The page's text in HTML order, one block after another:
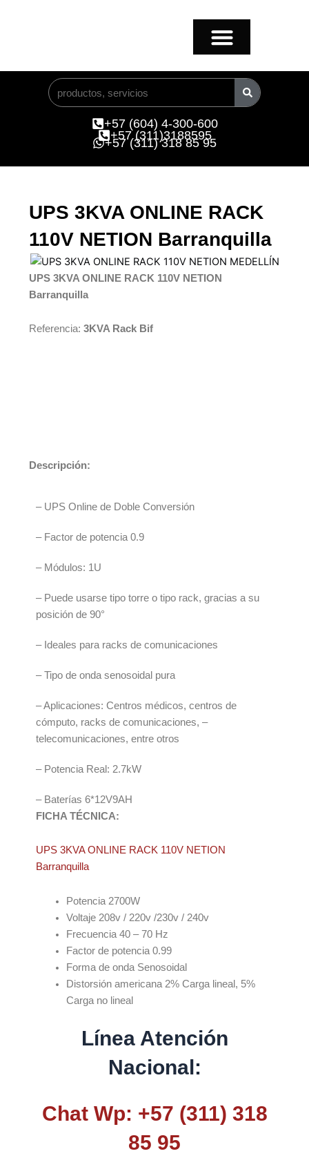
Buscar
+57 (604) 4-300-600
+57 (311)3188595
+57 (311) 318 85 95
UPS 3KVA ONLINE RACK
110V NETION Barranquilla
UPS 3KVA ONLINE RACK 110V NETION
Barranquilla
Referencia:3KVA Rack Bif
Descripción:
– UPS Online de Doble Conversión
– Factor de potencia 0.9
– Módulos: 1U
– Puede usarse tipo torre o tipo rack, gracias a su
posición de 90°
– Ideales para racks de comunicaciones
– Tipo de onda senosoidal pura
– Aplicaciones: Centros médicos, centros de
cómputo, racks de comunicaciones, –
telecomunicaciones, entre otros
– Potencia Real: 2.7kW
– Baterías 6*12V9AH
FICHA TÉCNICA:
UPS 3KVA ONLINE RACK 110V NETION
Barranquilla
Potencia 2700W
Voltaje 208v / 220v /230v / 240v
Frecuencia 40 – 70 Hz
Factor de potencia 0.99
Forma de onda Senosoidal
Distorsión americana 2% Carga lineal, 5%
Carga no lineal
Línea Atención
Nacional:
Chat Wp: +57 (311) 318
85 95